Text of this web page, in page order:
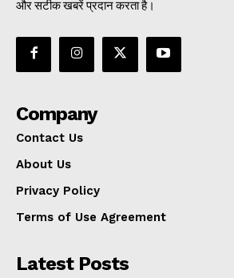
और सटीक खबरें प्रदान करता है।
Company
Contact Us
About Us
Privacy Policy
Terms of Use Agreement
Latest Posts